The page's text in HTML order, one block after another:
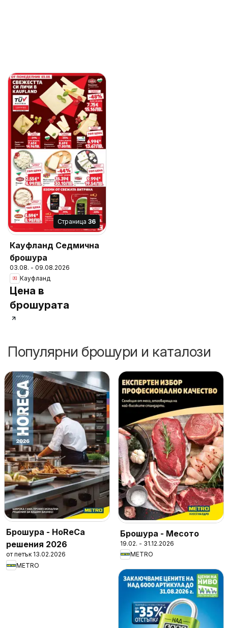
Cтраница 36
Кауфланд Седмична
брошура
03.08. - 09.08.2026
Кауфланд
Цена в
брошурата
Популярни брошури и каталози
Брошура - HoReCa
решения 2026
от петък 13.02.2026
METRO
Брошура - Месото
19.02. - 31.12.2026
METRO